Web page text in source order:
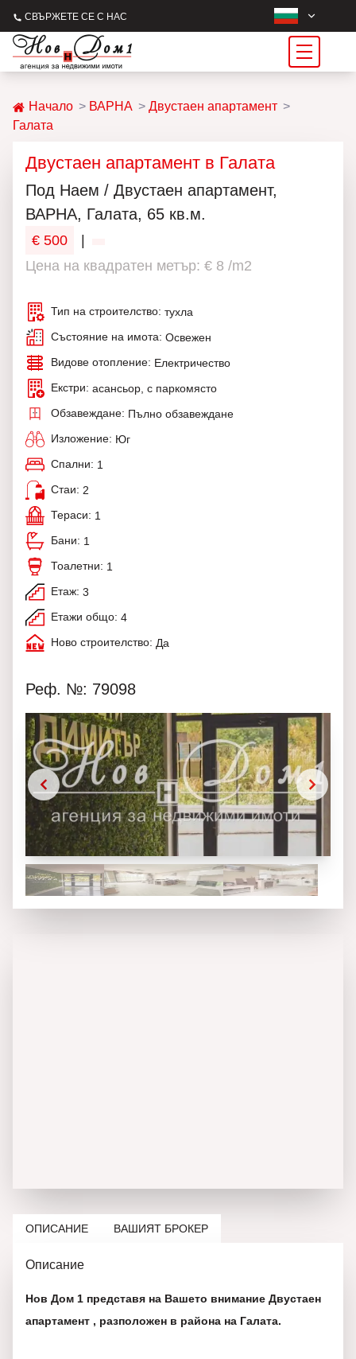
СВЪРЖЕТЕ СЕ С НАС
Начало ВАРНА
Двустаен апартамент
Галата
Двустаен апартамент в Галата
Под Наем / Двустаен апартамент,
ВАРНА, Галата, 65 кв.м.
€ 500
Цена на квадратен метър: € 8 /m2
Тип на строителство: тухла
Състояние на имота: Освежен
Видове отопление: Електричество
Екстри: асансьор, с паркомясто
Обзавеждане: Пълно обзавеждане
Изложение: Юг
Спални: 1
Стаи: 2
Тераси: 1
Бани: 1
Тоалетни: 1
Етаж: 3
Етажи общо: 4
Ново строителство: Да
Реф. №: 79098
ОПИСАНИЕ ВАШИЯТ БРОКЕР
Описание
Нов Дом 1 представя на Вашето внимание Двустаен
апартамент , разположен в района на Галата.